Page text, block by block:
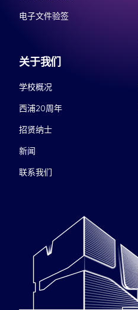
电子文件验签
关于我们
学校概况
西浦20周年
招贤纳士
新闻
联系我们